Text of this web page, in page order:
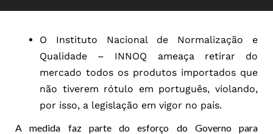
O Instituto Nacional de Normalização e
Qualidade – INNOQ ameaça retirar do
mercado todos os produtos importados que
não tiverem rótulo em português, violando,
por isso, a legislação em vigor no país.
A medida faz parte do esforço do Governo para